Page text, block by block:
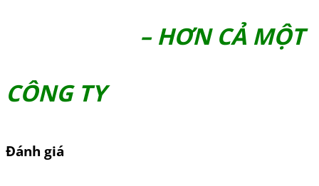
– HƠN CẢ MỘT
CÔNG TY
Đánh giá